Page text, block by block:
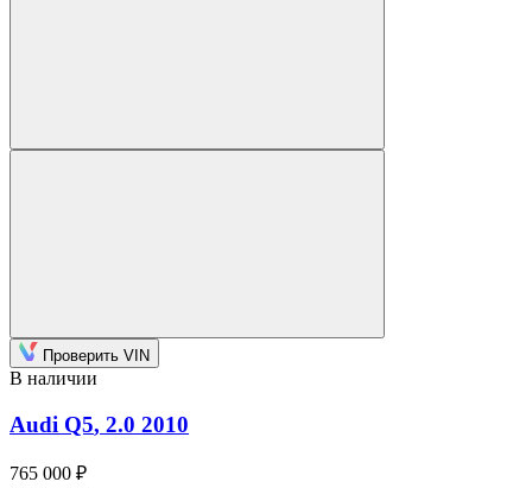
Проверить VIN
В наличии
Audi Q5, 2.0 2010
765 000 ₽